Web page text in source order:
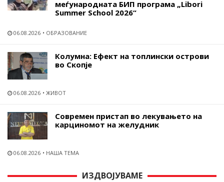
меѓународната БИП програма „Libori
Summer School 2026“
06.08.2026 ОБРАЗОВАНИЕ
Колумна: Ефект на топлински острови
во Скопје
06.08.2026 ЖИВОТ
Современ пристап во лекувањето на
карциномот на желудник
06.08.2026 НАША ТЕМА
ИЗДВОЈУВАМЕ